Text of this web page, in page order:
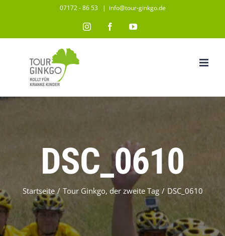
07172 - 86 53 | info@tour-ginkgo.de
InstagramFacebookYouTube
DSC_0610
Startseite / Tour Ginkgo, der zweite Tag / DSC_0610